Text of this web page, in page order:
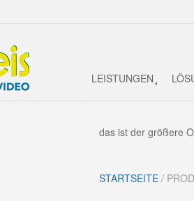
LEISTUNGEN
das ist der größere
STARTSEITE /